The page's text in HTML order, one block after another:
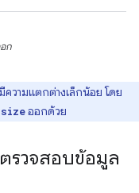
ก
ความแตกต่างเล็กน้อย โดย
ออกด้วย
รวจสอบข้อมูล